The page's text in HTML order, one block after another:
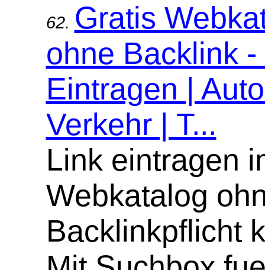
62. Gratis
ohne Backlink
Eintragen |
Verkehr | T...
Link eintragen
Webkatalog
Backlinkpflicht